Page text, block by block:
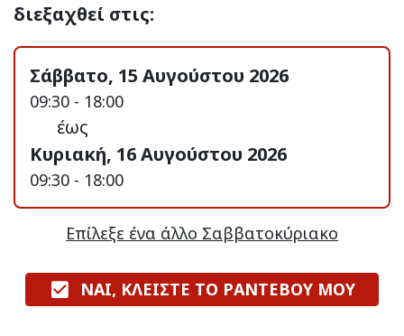
διεξαχθεί στις:
Σάββατο, 15 Αυγούστου 2026
09:30 - 18:00
έως
Κυριακή, 16 Αυγούστου 2026
09:30 - 18:00
Επίλεξε ένα άλλο Σαββατοκύριακο
ΝΑΙ, ΚΛΕΙΣΤΕ ΤΟ ΡΑΝΤΕΒΟΥ ΜΟΥ